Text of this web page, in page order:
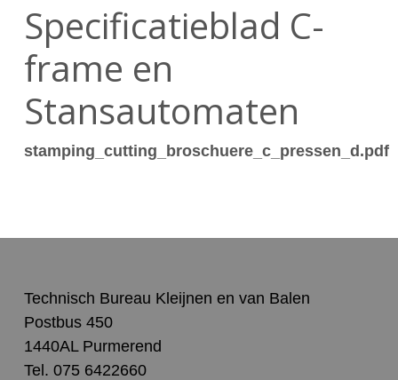
Specificatieblad C-
frame en
Stansautomaten
stamping_cutting_broschuere_c_pressen_d.pdf
Technisch Bureau Kleijnen en van Balen
Postbus 450
1440AL Purmerend
Tel. 075 6422660